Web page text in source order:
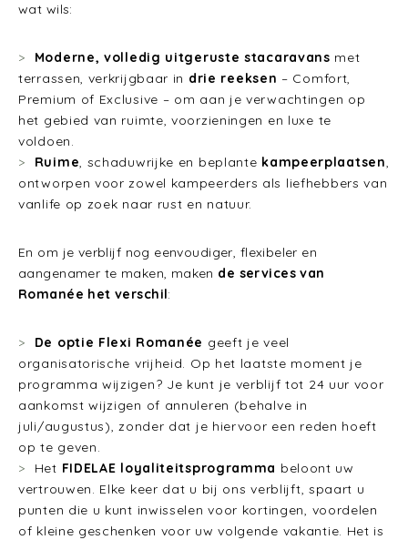
wat wils:
Moderne, volledig uitgeruste stacaravans met
terrassen, verkrijgbaar in drie reeksen – Comfort,
Premium of Exclusive – om aan je verwachtingen op
het gebied van ruimte, voorzieningen en luxe te
voldoen.
Ruime, schaduwrijke en beplante kampeerplaatsen,
ontworpen voor zowel kampeerders als liefhebbers van
vanlife op zoek naar rust en natuur.
En om je verblijf nog eenvoudiger, flexibeler en
aangenamer te maken, maken de services van
Romanée het verschil:
De optie Flexi Romanée geeft je veel
organisatorische vrijheid. Op het laatste moment je
programma wijzigen? Je kunt je verblijf tot 24 uur voor
aankomst wijzigen of annuleren (behalve in
juli/augustus), zonder dat je hiervoor een reden hoeft
op te geven.
Het FIDELAE loyaliteitsprogramma beloont uw
vertrouwen. Elke keer dat u bij ons verblijft, spaart u
punten die u kunt inwisselen voor kortingen, voordelen
of kleine geschenken voor uw volgende vakantie. Het is